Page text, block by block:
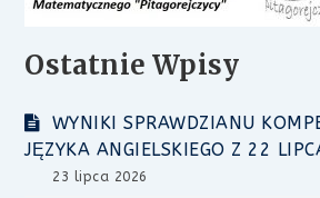
Ostatnie Wpisy
WYNIKI SPRAWDZIANU
JĘZYKA ANGIELSKIEGO Z 22
23 lipca 2026